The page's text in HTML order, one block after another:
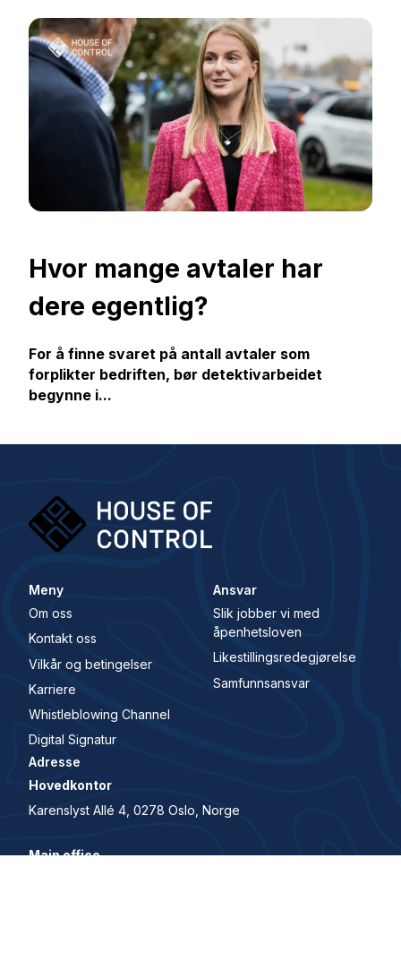
Hvor mange avtaler har
dere egentlig?
For å finne svaret på antall avtaler som
forplikter bedriften, bør detektivarbeidet
begynne i...
Meny
Om oss
Kontakt oss
Vilkår og betingelser
Karriere
Whistleblowing Channel
Digital Signatur
Ansvar
Slik jobber vi med
åpenhetsloven
Likestillingsredegjørelse
Samfunnsansvar
Adresse
Hovedkontor
Karenslyst Allé 4, 0278 Oslo, Norge
Main office